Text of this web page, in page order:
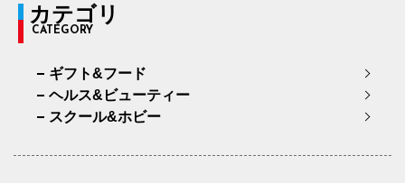
カテゴリ
CATEGORY
ギフト&フード
ヘルス&ビューティー
スクール&ホビー